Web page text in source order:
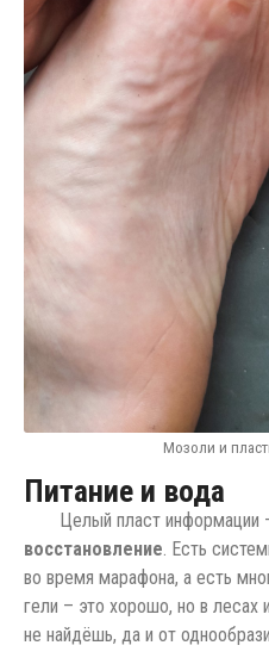
Мозоли и
Питание и вода
Целый пласт информации
восстановление. Есть
во время марафона, а есть
гели – это хорошо, но в лесах
не найдёшь, да и от